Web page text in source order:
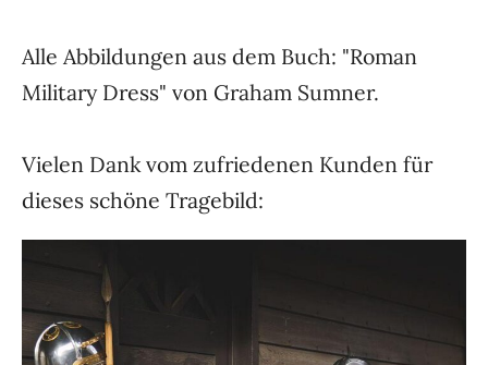
Alle Abbildungen aus dem Buch: "Roman
Military Dress" von Graham Sumner.
Vielen Dank vom zufriedenen Kunden für
dieses schöne Tragebild: